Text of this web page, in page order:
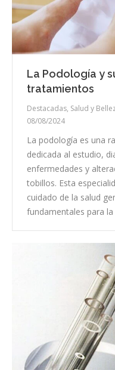
La Podología y
tratamientos
Destacadas, Salud y
08/08/2024
La podología es una
dedicada al estudio,
enfermedades y
tobillos. Esta
cuidado de la salud
fundamentales para